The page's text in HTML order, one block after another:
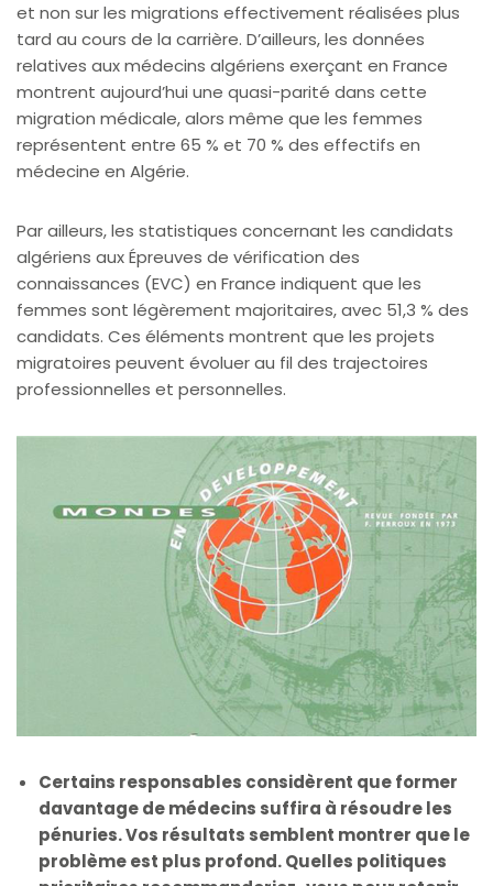
et non sur les migrations effectivement réalisées plus
tard au cours de la carrière. D’ailleurs, les données
relatives aux médecins algériens exerçant en France
montrent aujourd’hui une quasi-parité dans cette
migration médicale, alors même que les femmes
représentent entre 65 % et 70 % des effectifs en
médecine en Algérie.
Par ailleurs, les statistiques concernant les candidats
algériens aux Épreuves de vérification des
connaissances (EVC) en France indiquent que les
femmes sont légèrement majoritaires, avec 51,3 % des
candidats. Ces éléments montrent que les projets
migratoires peuvent évoluer au fil des trajectoires
professionnelles et personnelles.
Certains responsables considèrent que former
davantage de médecins suffira à résoudre les
pénuries. Vos résultats semblent montrer que le
problème est plus profond. Quelles politiques